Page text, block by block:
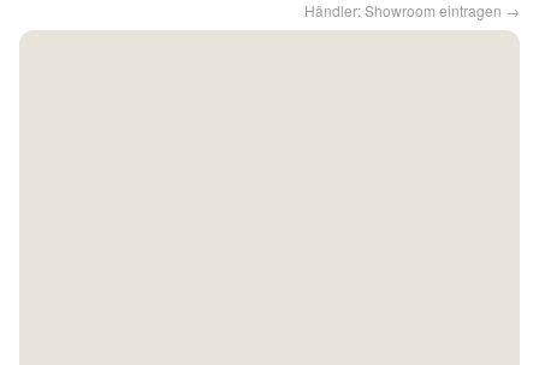
Händler: Showroom eintragen →